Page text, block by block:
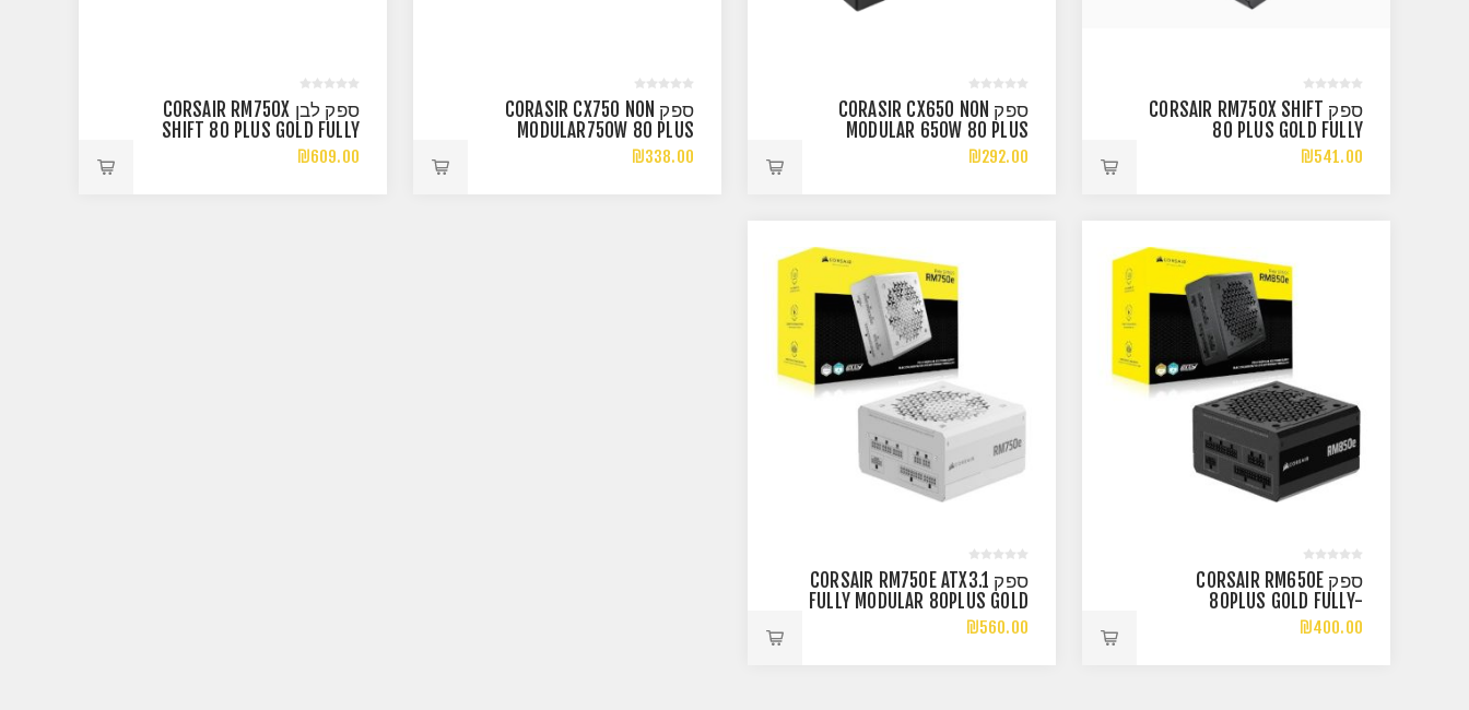
ספק CORSAIR RM750X SHIFT
80 PLUS GOLD FULLY
MODULAR ATX
₪541.00
ספק CORASIR CX650 NON
MODULAR 650W 80 PLUS
BRONZ PSU
₪292.00
ספק CORASIR CX750 NON
MODULAR750W 80 PLUS
BRONZ PSU
₪338.00
ספק לבן CORSAIR RM750X
SHIFT 80 PLUS GOLD FULLY
MODULAR ATX3.1
₪609.00
ספק CORSAIR RM650E
80PLUS GOLD FULLY-
MODULAR ATX3.1 PCIE5.1
₪400.00
ספק CORSAIR RM750E ATX3.1
FULLY MODULAR 80PLUS GOLD
WHITE
₪560.00